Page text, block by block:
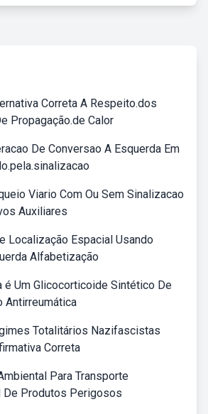
Correta A Respeito.dos
Propagação.de Calor
De Conversao A Esquerda Em
Viario Com Ou Sem Sinalizacao
Auxiliares
Localização Espacial Usando
Alfabetização
é Um Glicocorticoide Sintético De
Antirreumática
Totalitários Nazifascistas
Correta
Para Transporte
De Produtos Perigosos